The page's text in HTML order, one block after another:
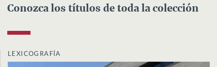
Conozca los títulos de toda la colección
LEXICOGRAFÍA